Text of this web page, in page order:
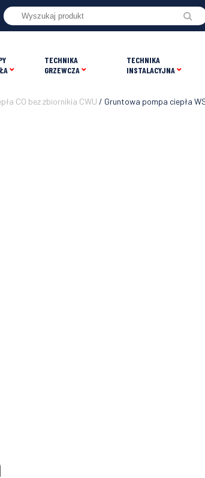
TECHNIKA
GRZEWCZA
TECHNIKA
INSTALACYJNA
CO bez zbiornikia CWU / Gruntowa pompa ciepła